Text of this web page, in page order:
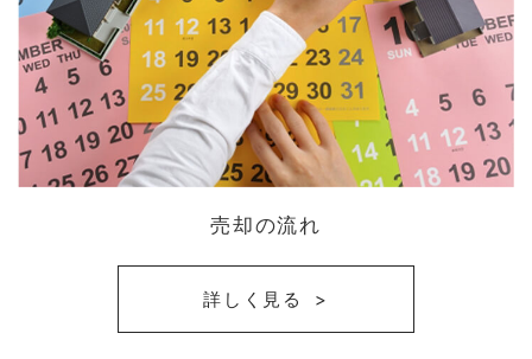
売却の流れ
詳しく見る